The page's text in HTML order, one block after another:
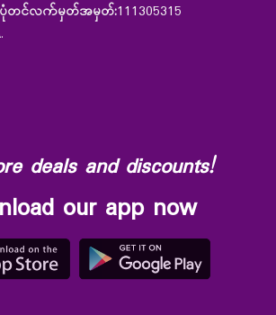
တ်ပုံတင်လက်မှတ်အမှတ်:111305315
deals and discounts!
our app now